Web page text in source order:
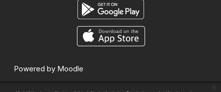
x
Powered by Moodle